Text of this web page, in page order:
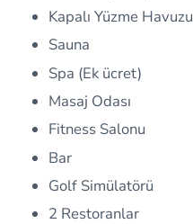
Kapalı Yüzme Havuzu
Sauna
Spa (Ek ücret)
Masaj Odası
Fitness Salonu
Bar
Golf Simülatörü
2 Restoranlar